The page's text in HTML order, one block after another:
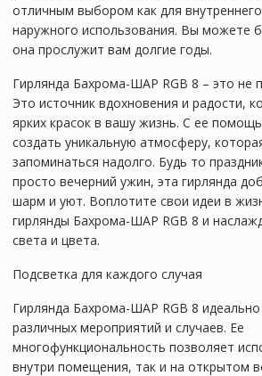
отличным выбором как для
наружного использования. Вы можете
она прослужит вам долгие годы.
Гирлянда Бахрома-ШАР RGB 8 – это не
Это источник вдохновения и радости,
ярких красок в вашу жизнь. С ее
создать уникальную атмосферу,
запоминаться надолго. Будь то
просто вечерний ужин, эта гирлянда
шарм и уют. Воплотите свои идеи в
гирлянды Бахрома-ШАР RGB 8 и
света и цвета.
Подсветка для каждого случая
Гирлянда Бахрома-ШАР RGB 8
различных мероприятий и случаев. Ее
многофункциональность позволяет
внутри помещения, так и на открытом